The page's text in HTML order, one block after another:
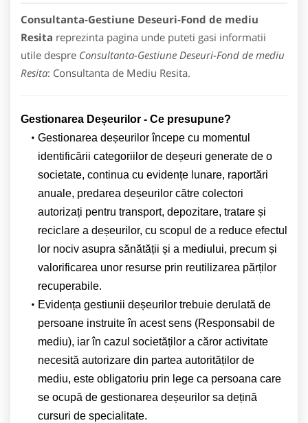
Consultanta-Gestiune Deseuri-Fond de mediu
Resita reprezinta pagina unde puteti gasi informatii
utile despre Consultanta-Gestiune Deseuri-Fond de mediu
Resita: Consultanta de Mediu Resita.
Gestionarea Deșeurilor - Ce presupune?
Gestionarea deșeurilor începe cu momentul
identificării categoriilor de deșeuri generate de o
societate, continua cu evidențe lunare, raportări
anuale, predarea deșeurilor către colectori
autorizați pentru transport, depozitare, tratare și
reciclare a deșeurilor, cu scopul de a reduce efectul
lor nociv asupra sănătății și a mediului, precum și
valorificarea unor resurse prin reutilizarea părților
recuperabile.
Evidența gestiunii deșeurilor trebuie derulată de
persoane instruite în acest sens (Responsabil de
mediu), iar în cazul societăților a căror activitate
necesită autorizare din partea autorităților de
mediu, este obligatoriu prin lege ca persoana care
se ocupă de gestionarea deșeurilor sa dețină
cursuri de specialitate.